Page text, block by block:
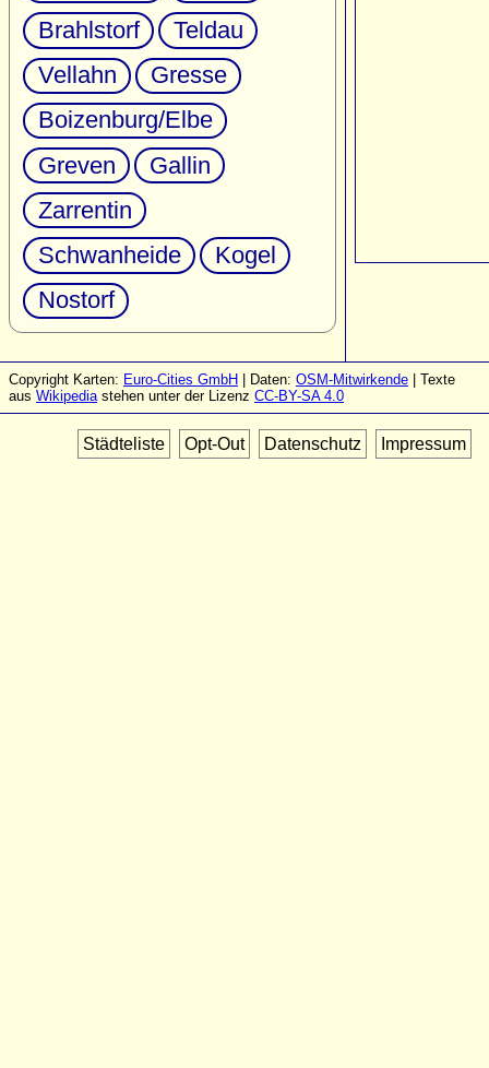
Brahlstorf
Teldau
Vellahn
Gresse
Boizenburg/Elbe
Greven
Gallin
Zarrentin
Schwanheide
Kogel
Nostorf
Copyright Karten: Euro-Cities GmbH | Daten: OSM-Mitwirkende | Texte
aus Wikipediastehen unter der Lizenz CC-BY-SA 4.0
Städteliste Opt-Out Datenschutz Impressum